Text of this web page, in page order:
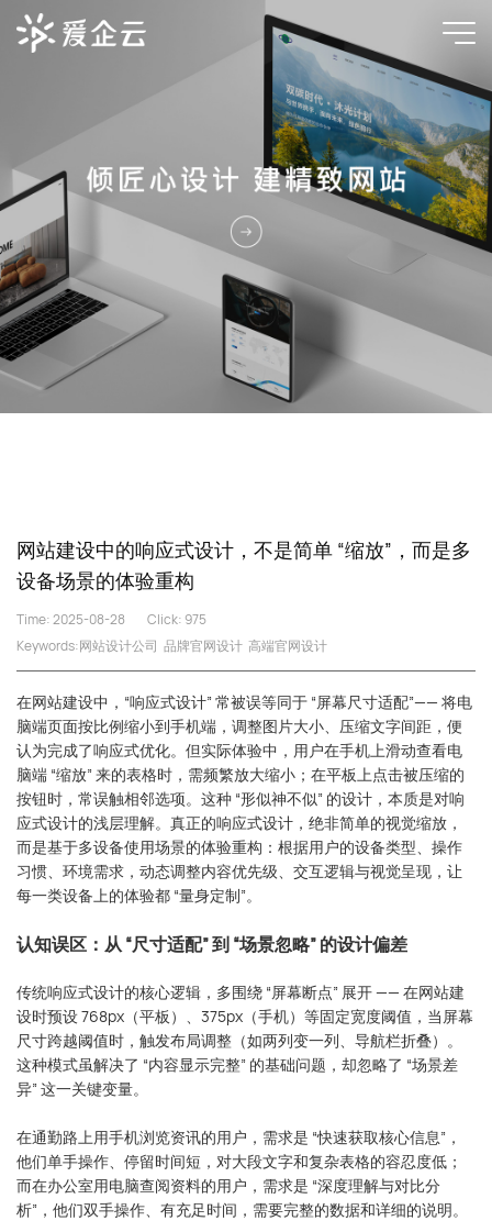
网站建设中的响应式设计，不是简单 “缩放”，而是多
设备场景的体验重构
Time: 2025-08-28 Click: 975
Keywords:网站设计公司 品牌官网设计 高端官网设计
在网站建设中，“响应式设计” 常被误等同于 “屏幕尺寸适配”—— 将电
脑端页面按比例缩小到手机端，调整图片大小、压缩文字间距，便
认为完成了响应式优化。但实际体验中，用户在手机上滑动查看电
脑端 “缩放” 来的表格时，需频繁放大缩小；在平板上点击被压缩的
按钮时，常误触相邻选项。这种 “形似神不似” 的设计，本质是对响
应式设计的浅层理解。真正的响应式设计，绝非简单的视觉缩放，
而是基于多设备使用场景的体验重构：根据用户的设备类型、操作
习惯、环境需求，动态调整内容优先级、交互逻辑与视觉呈现，让
每一类设备上的体验都 “量身定制”。
认知误区：从 “尺寸适配” 到 “场景忽略” 的设计偏差
传统响应式设计的核心逻辑，多围绕 “屏幕断点” 展开 —— 在网站建
设时预设 768px（平板）、375px（手机）等固定宽度阈值，当屏幕
尺寸跨越阈值时，触发布局调整（如两列变一列、导航栏折叠）。
这种模式虽解决了 “内容显示完整” 的基础问题，却忽略了 “场景差
异” 这一关键变量。
在通勤路上用手机浏览资讯的用户，需求是 “快速获取核心信息”，
他们单手操作、停留时间短，对大段文字和复杂表格的容忍度低；
而在办公室用电脑查阅资料的用户，需求是 “深度理解与对比分
析”，他们双手操作、有充足时间，需要完整的数据和详细的说明。